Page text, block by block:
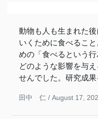
動物も人も生まれた
いくために食べるこ
めの「食べるという
どのような影響を与
せんでした。研究成果
田中 仁 / August 17,